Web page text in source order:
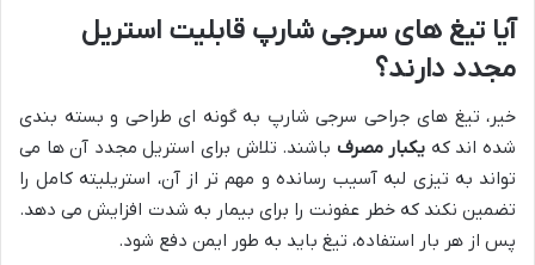
آیا تیغ های سرجی شارپ قابلیت استریل
مجدد دارند؟
خیر، تیغ های جراحی سرجی شارپ به گونه ای طراحی و بسته بندی
شده اند که یکبار مصرف باشند. تلاش برای استریل مجدد آن ها می
تواند به تیزی لبه آسیب رسانده و مهم تر از آن، استریلیته کامل را
تضمین نکند که خطر عفونت را برای بیمار به شدت افزایش می دهد.
پس از هر بار استفاده، تیغ باید به طور ایمن دفع شود.